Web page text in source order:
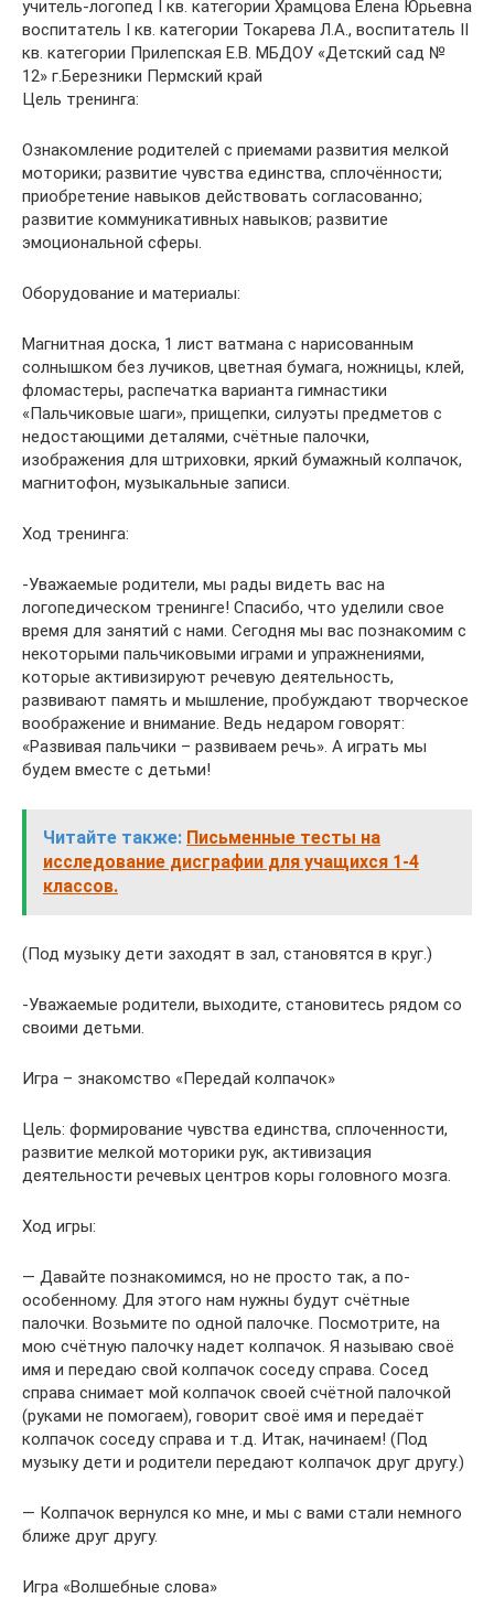
учитель-логопед I кв. категории Храмцова Елена Юрьевна
воспитатель I кв. категории Токарева Л.А., воспитатель II
кв. категории Прилепская Е.В. МБДОУ «Детский сад №
12» г.Березники Пермский край
Цель тренинга:
Ознакомление родителей с приемами развития мелкой
моторики; развитие чувства единства, сплочённости;
приобретение навыков действовать согласованно;
развитие коммуникативных навыков; развитие
эмоциональной сферы.
Оборудование и материалы:
Магнитная доска, 1 лист ватмана с нарисованным
солнышком без лучиков, цветная бумага, ножницы, клей,
фломастеры, распечатка варианта гимнастики
«Пальчиковые шаги», прищепки, силуэты предметов с
недостающими деталями, счётные палочки,
изображения для штриховки, яркий бумажный колпачок,
магнитофон, музыкальные записи.
Ход тренинга:
-Уважаемые родители, мы рады видеть вас на
логопедическом тренинге! Спасибо, что уделили свое
время для занятий с нами. Сегодня мы вас познакомим с
некоторыми пальчиковыми играми и упражнениями,
которые активизируют речевую деятельность,
развивают память и мышление, пробуждают творческое
воображение и внимание. Ведь недаром говорят:
«Развивая пальчики – развиваем речь». А играть мы
будем вместе с детьми!
Читайте также: Письменные тесты на
исследование дисграфии для учащихся 1-4
классов.
(Под музыку дети заходят в зал, становятся в круг.)
-Уважаемые родители, выходите, становитесь рядом со
своими детьми.
Игра – знакомство «Передай колпачок»
Цель: формирование чувства единства, сплоченности,
развитие мелкой моторики рук, активизация
деятельности речевых центров коры головного мозга.
Ход игры:
— Давайте познакомимся, но не просто так, а по-
особенному. Для этого нам нужны будут счётные
палочки. Возьмите по одной палочке. Посмотрите, на
мою счётную палочку надет колпачок. Я называю своё
имя и передаю свой колпачок соседу справа. Сосед
справа снимает мой колпачок своей счётной палочкой
(руками не помогаем), говорит своё имя и передаёт
колпачок соседу справа и т.д. Итак, начинаем! (Под
музыку дети и родители передают колпачок друг другу.)
— Колпачок вернулся ко мне, и мы с вами стали немного
ближе друг другу.
Игра «Волшебные слова»